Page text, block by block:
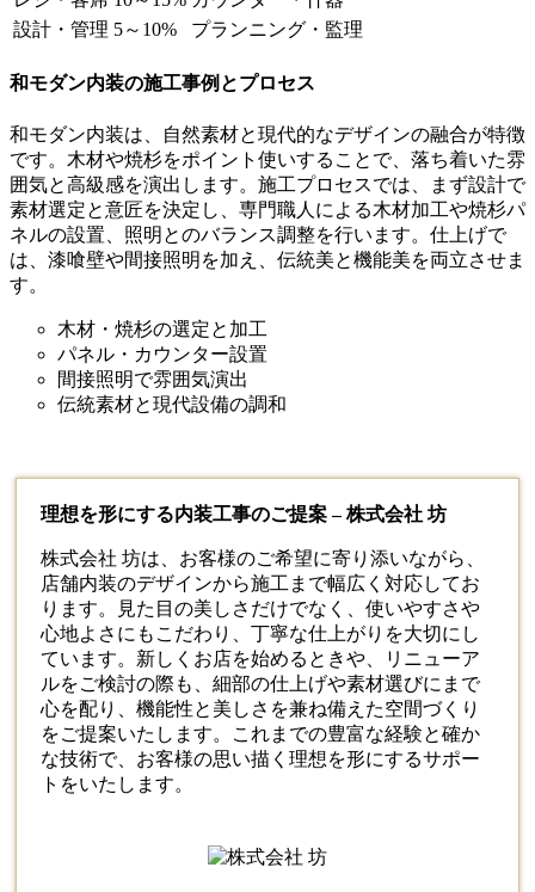
設計・管理 5～10% プランニング・監理
和モダン内装の施工事例とプロセス
和モダン内装は、自然素材と現代的なデザインの融合が特徴
です。木材や焼杉をポイント使いすることで、落ち着いた雰
囲気と高級感を演出します。施工プロセスでは、まず設計で
素材選定と意匠を決定し、専門職人による木材加工や焼杉パ
ネルの設置、照明とのバランス調整を行います。仕上げで
は、漆喰壁や間接照明を加え、伝統美と機能美を両立させま
す。
木材・焼杉の選定と加工
パネル・カウンター設置
間接照明で雰囲気演出
伝統素材と現代設備の調和
理想を形にする内装工事のご提案 – 株式会社 坊
株式会社 坊は、お客様のご希望に寄り添いながら、
店舗内装のデザインから施工まで幅広く対応してお
ります。見た目の美しさだけでなく、使いやすさや
心地よさにもこだわり、丁寧な仕上がりを大切にし
ています。新しくお店を始めるときや、リニューア
ルをご検討の際も、細部の仕上げや素材選びにまで
心を配り、機能性と美しさを兼ね備えた空間づくり
をご提案いたします。これまでの豊富な経験と確か
な技術で、お客様の思い描く理想を形にするサポー
トをいたします。